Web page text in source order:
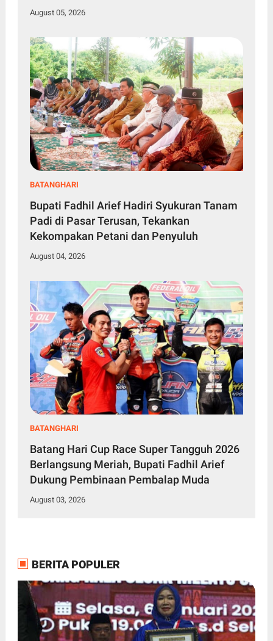
August 05, 2026
BATANGHARI
Bupati Fadhil Arief Hadiri Syukuran Tanam
Padi di Pasar Terusan, Tekankan
Kekompakan Petani dan Penyuluh
August 04, 2026
BATANGHARI
Batang Hari Cup Race Super Tangguh 2026
Berlangsung Meriah, Bupati Fadhil Arief
Dukung Pembinaan Pembalap Muda
August 03, 2026
BERITA POPULER